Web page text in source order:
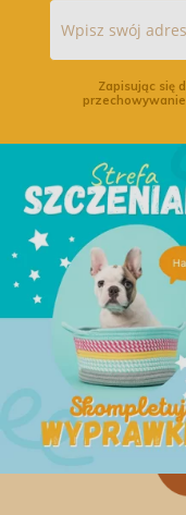
Zapisując się